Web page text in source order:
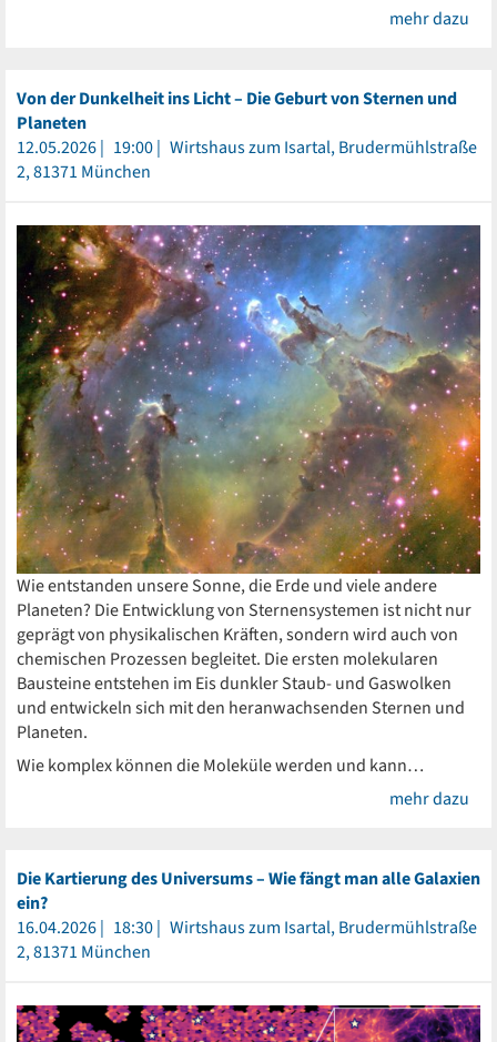
mehr dazu
Von der Dunkelheit ins Licht – Die Geburt von Sternen und
Planeten
12.05.2026
19:00
Wirtshaus zum Isartal, Brudermühlstraße
2, 81371 München
Wie entstanden unsere Sonne, die Erde und viele andere
Planeten? Die Entwicklung von Sternensystemen ist nicht nur
geprägt von physikalischen Kräften, sondern wird auch von
chemischen Prozessen begleitet. Die ersten molekularen
Bausteine entstehen im Eis dunkler Staub- und Gaswolken
und entwickeln sich mit den heranwachsenden Sternen und
Planeten.
Wie komplex können die Moleküle werden und kann…
mehr dazu
Die Kartierung des Universums – Wie fängt man alle Galaxien
ein?
16.04.2026
18:30
Wirtshaus zum Isartal, Brudermühlstraße
2, 81371 München